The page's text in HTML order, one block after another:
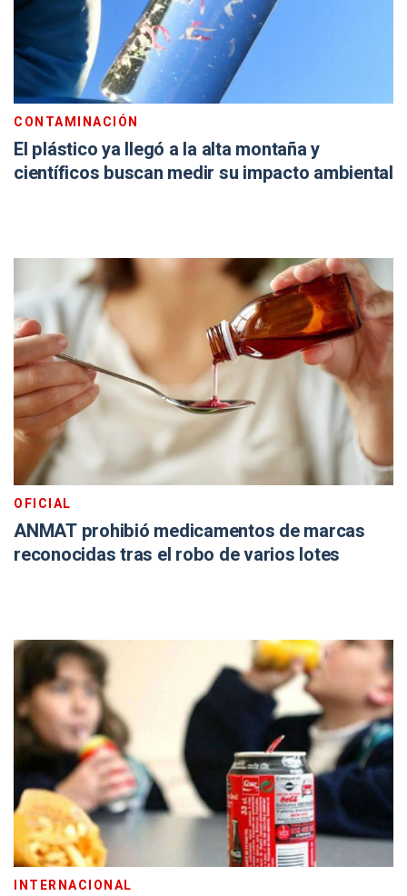
CONTAMINACIÓN
El plástico ya llegó a la alta montaña y
científicos buscan medir su impacto ambiental
OFICIAL
ANMAT prohibió medicamentos de marcas
reconocidas tras el robo de varios lotes
INTERNACIONAL